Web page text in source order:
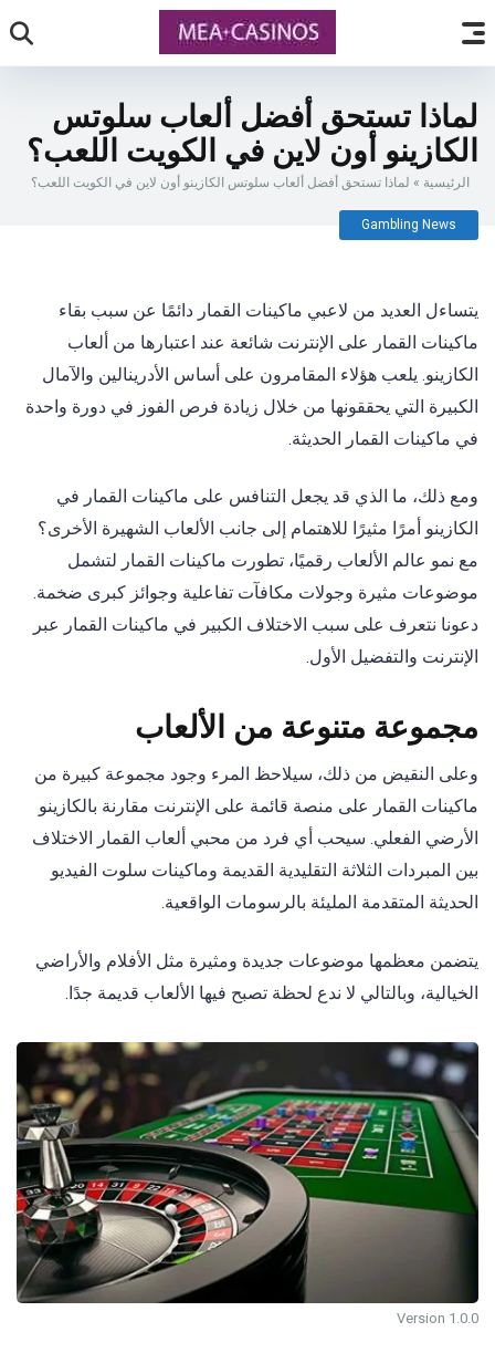
لماذا تستحق أفضل ألعاب سلوتس
الكازينو أون لاين في الكويت اللعب؟
الرئيسية » لماذا تستحق أفضل ألعاب سلوتس الكازينو أون لاين في الكويت اللعب؟
Gambling News
يتساءل العديد من لاعبي ماكينات القمار دائمًا عن سبب بقاء
ماكينات القمار على الإنترنت شائعة عند اعتبارها من ألعاب
الكازينو. يلعب هؤلاء المقامرون على أساس الأدرينالين والآمال
الكبيرة التي يحققونها من خلال زيادة فرص الفوز في دورة واحدة
في ماكينات القمار الحديثة.
ومع ذلك، ما الذي قد يجعل التنافس على ماكينات القمار في
الكازينو أمرًا مثيرًا للاهتمام إلى جانب الألعاب الشهيرة الأخرى؟
مع نمو عالم الألعاب رقميًا، تطورت ماكينات القمار لتشمل
موضوعات مثيرة وجولات مكافآت تفاعلية وجوائز كبرى ضخمة.
دعونا نتعرف على سبب الاختلاف الكبير في ماكينات القمار عبر
الإنترنت والتفضيل الأول.
مجموعة متنوعة من الألعاب
وعلى النقيض من ذلك، سيلاحظ المرء وجود مجموعة كبيرة من
ماكينات القمار على منصة قائمة على الإنترنت مقارنة بالكازينو
الأرضي الفعلي. سيحب أي فرد من محبي ألعاب القمار الاختلاف
بين المبردات الثلاثة التقليدية القديمة وماكينات سلوت الفيديو
الحديثة المتقدمة المليئة بالرسومات الواقعية.
يتضمن معظمها موضوعات جديدة ومثيرة مثل الأفلام والأراضي
الخيالية، وبالتالي لا ندع لحظة تصبح فيها الألعاب قديمة جدًا.
Version 1.0.0